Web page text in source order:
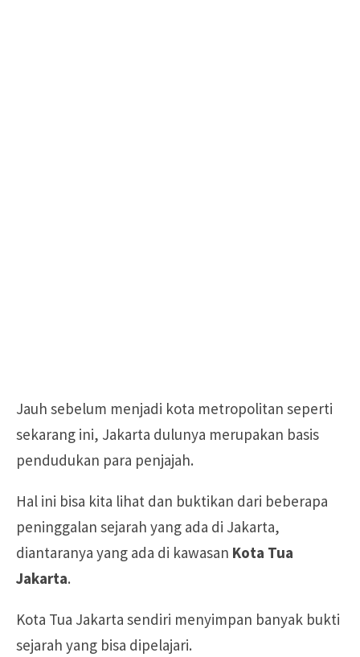
Jauh sebelum menjadi kota metropolitan seperti
sekarang ini, Jakarta dulunya merupakan basis
pendudukan para penjajah.
Hal ini bisa kita lihat dan buktikan dari beberapa
peninggalan sejarah yang ada di Jakarta,
diantaranya yang ada di kawasan Kota Tua
Jakarta.
Kota Tua Jakarta sendiri menyimpan banyak bukti
sejarah yang bisa dipelajari.